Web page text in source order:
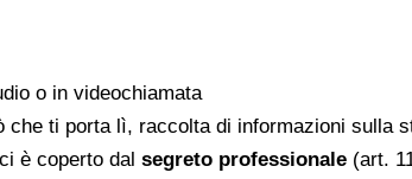
o in videochiamata
che ti porta lì, raccolta di informazioni sulla
è coperto dal segreto professionale (art.